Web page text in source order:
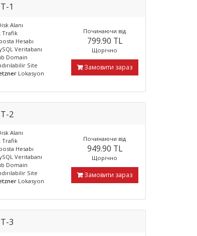
1
Alanı
Trafik
Hesabı
Veritabanı
Domain
Site
Lokasyon
Починаючи від
799.90 TL
Щорічно
Замовити зараз
2
Alanı
Trafik
Hesabı
Veritabanı
Domain
Site
Lokasyon
Починаючи від
949.90 TL
Щорічно
Замовити зараз
3